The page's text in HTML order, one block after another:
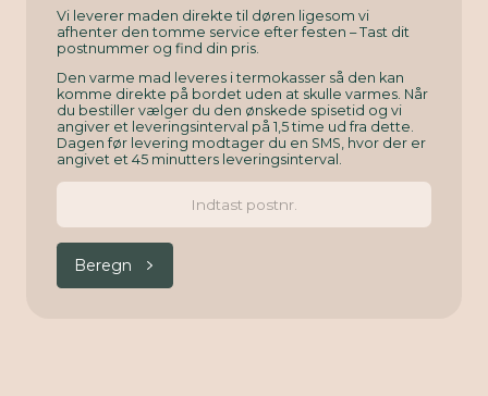
Vi leverer maden direkte til døren ligesom vi
afhenter den tomme service efter festen – Tast dit
postnummer og find din pris.
Den varme mad leveres i termokasser så den kan
komme direkte på bordet uden at skulle varmes. Når
du bestiller vælger du den ønskede spisetid og vi
angiver et leveringsinterval på 1,5 time ud fra dette.
Dagen før levering modtager du en SMS, hvor der er
angivet et 45 minutters leveringsinterval.
Beregn